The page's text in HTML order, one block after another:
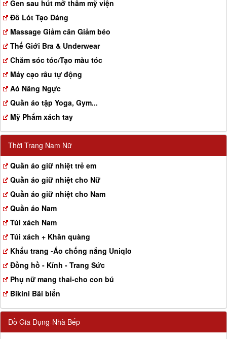
Gen sau hút mỡ thẩm mỹ viện
Đồ Lót Tạo Dáng
Massage Giảm cân Giảm béo
Thế Giới Bra & Underwear
Chăm sóc tóc/Tạo màu tóc
Máy cạo râu tự động
Aó Nâng Ngực
Quần áo tập Yoga, Gym...
Mỹ Phẩm xách tay
Thời Trang Nam Nữ
Quần áo giữ nhiệt trẻ em
Quần áo giữ nhiệt cho Nữ
Quần áo giữ nhiệt cho Nam
Quần áo Nam
Túi xách Nam
Túi xách + Khăn quàng
Khẩu trang -Áo chống nắng Uniqlo
Đồng hồ - Kính - Trang Sức
Phụ nữ mang thai-cho con bú
Bikini Bãi biển
Đồ Gia Dụng-Nhà Bếp